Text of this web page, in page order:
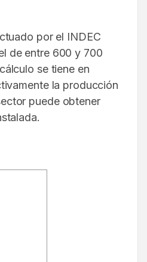
por el INDEC
de entre 600 y 700
se tiene en
la producción
puede obtener